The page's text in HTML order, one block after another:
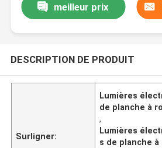
meilleur prix
DESCRIPTION DE PRODUIT
Surligner:
Lumières
de planche à
,
Lumières
s de planche